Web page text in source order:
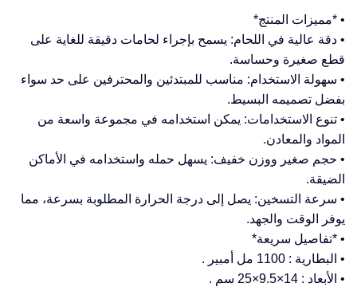
• *مميزات المنتج*
• دقة عالية في اللحام: يسمح بإجراء لحامات دقيقة للغاية على
قطع صغيرة وحساسة.
• سهولة الاستخدام: مناسب للمبتدئين والمحترفين على حد سواء
بفضل تصميمه البسيط.
• تنوع الاستخدامات: يمكن استخدامه في مجموعة واسعة من
المواد والمعادن.
• حجم صغير ووزن خفيف: يسهل حمله واستخدامه في الأماكن
الضيقة.
• سرعة التسخين: يصل إلى درجة الحرارة المطلوبة بسرعة، مما
يوفر الوقت والجهد.
• *تفاصيل سريعة*
• البطارية : 1100 مل أمبير .
• الأبعاد : 14×9.5×25 سم .